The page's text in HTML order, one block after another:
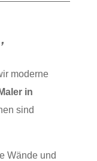
moderne
Maler in
sind
Wände und